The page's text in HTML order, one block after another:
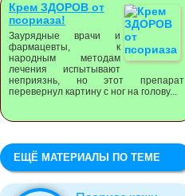
Крем ЗДОРОВ от
псориаза!
Заурядные врачи и
фармацевты, к
народным методам
лечения испытывают
неприязнь, но этот препарат
перевернул картину с ног на голову...
ЕЩЁ МАТЕРИАЛЫ ПО ТЕМЕ